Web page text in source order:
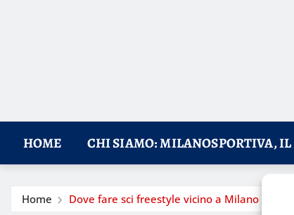
HOME CHI SIAMO: MILANOSPORTIVA,
Home Dove fare sci freestyle vicino a Milano